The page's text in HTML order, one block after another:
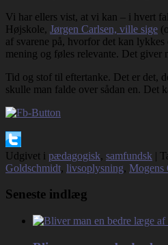
Vi har ellers vist, at vi kan – i hvert
Højskole, Jørgen Carlsen, ville sige
af svarene på, hvorfor det kan
mening og føles relevante. Det giver
Tid og stof til eftertanke. Det er det,
skulle man falde over sådan en.
Udgivet i pædagogisk, samfundsk |
Goldschmidt, livsoplysning, Mogens
Seneste indlæg